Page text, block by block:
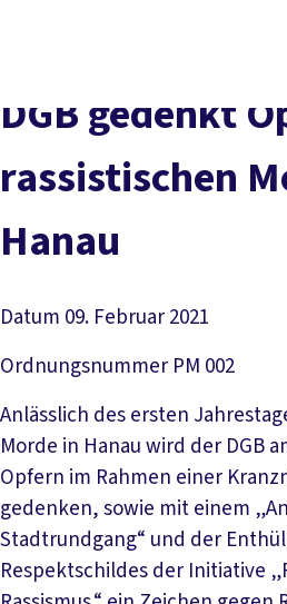
DGB gedenkt
rassistischen
Hanau
Datum 09. Februar 2021
Ordnungsnummer PM 002
Anlässlich des ersten
Morde in Hanau wird der DGB
Opfern im Rahmen einer
gedenken, sowie mit einem
Stadtrundgang“ und der
Respektschildes der Initiative